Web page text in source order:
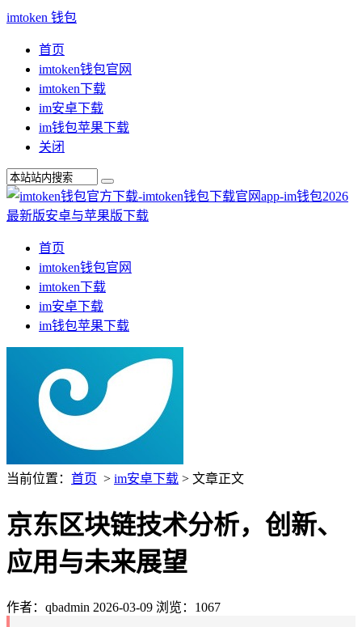
imtoken 钱包
首页
imtoken钱包官网
imtoken下载
im安卓下载
im钱包苹果下载
关闭
首页
imtoken钱包官网
imtoken下载
im安卓下载
im钱包苹果下载
当前位置： 首页 > im安卓下载 > 文章正文
京东区块链技术分析，创新、
应用与未来展望
作者：qbadmin 2026-03-09 浏览：1067